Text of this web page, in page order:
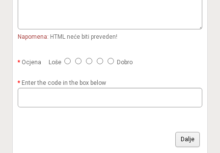
Napomena: HTML neće biti preveden!
Ocjena Loše Dobro
Enter the code in the box below
Dalje